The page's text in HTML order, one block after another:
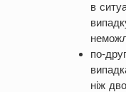
в
по-
ніж